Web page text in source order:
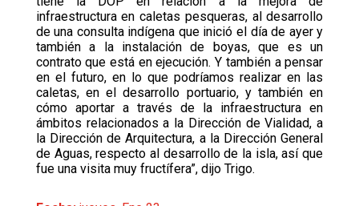
infraestructura en caletas pesqueras, al desarrollo
de una consulta indígena que inició el día de ayer y
también a la instalación de boyas, que es un
contrato que está en ejecución. Y también a pensar
en el futuro, en lo que podríamos realizar en las
caletas, en el desarrollo portuario, y también en
cómo aportar a través de la infraestructura en
ámbitos relacionados a la Dirección de Vialidad, a
la Dirección de Arquitectura, a la Dirección General
de Aguas, respecto al desarrollo de la isla, así que
fue una visita muy fructífera”, dijo Trigo.